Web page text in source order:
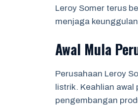
Leroy Somer terus
menjaga
Awal Mula
Perusahaan Leroy
listrik. Keahlian
pengembangan